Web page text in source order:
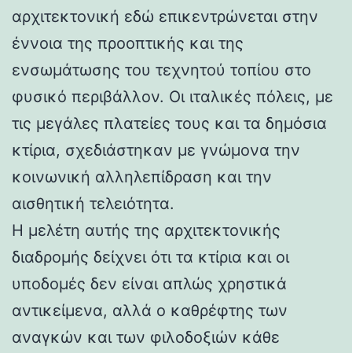
αρχιτεκτονική εδώ επικεντρώνεται στην
έννοια της προοπτικής και της
ενσωμάτωσης του τεχνητού τοπίου στο
φυσικό περιβάλλον. Οι ιταλικές πόλεις, με
τις μεγάλες πλατείες τους και τα δημόσια
κτίρια, σχεδιάστηκαν με γνώμονα την
κοινωνική αλληλεπίδραση και την
αισθητική τελειότητα.
Η μελέτη αυτής της αρχιτεκτονικής
διαδρομής δείχνει ότι τα κτίρια και οι
υποδομές δεν είναι απλώς χρηστικά
αντικείμενα, αλλά ο καθρέφτης των
αναγκών και των φιλοδοξιών κάθε